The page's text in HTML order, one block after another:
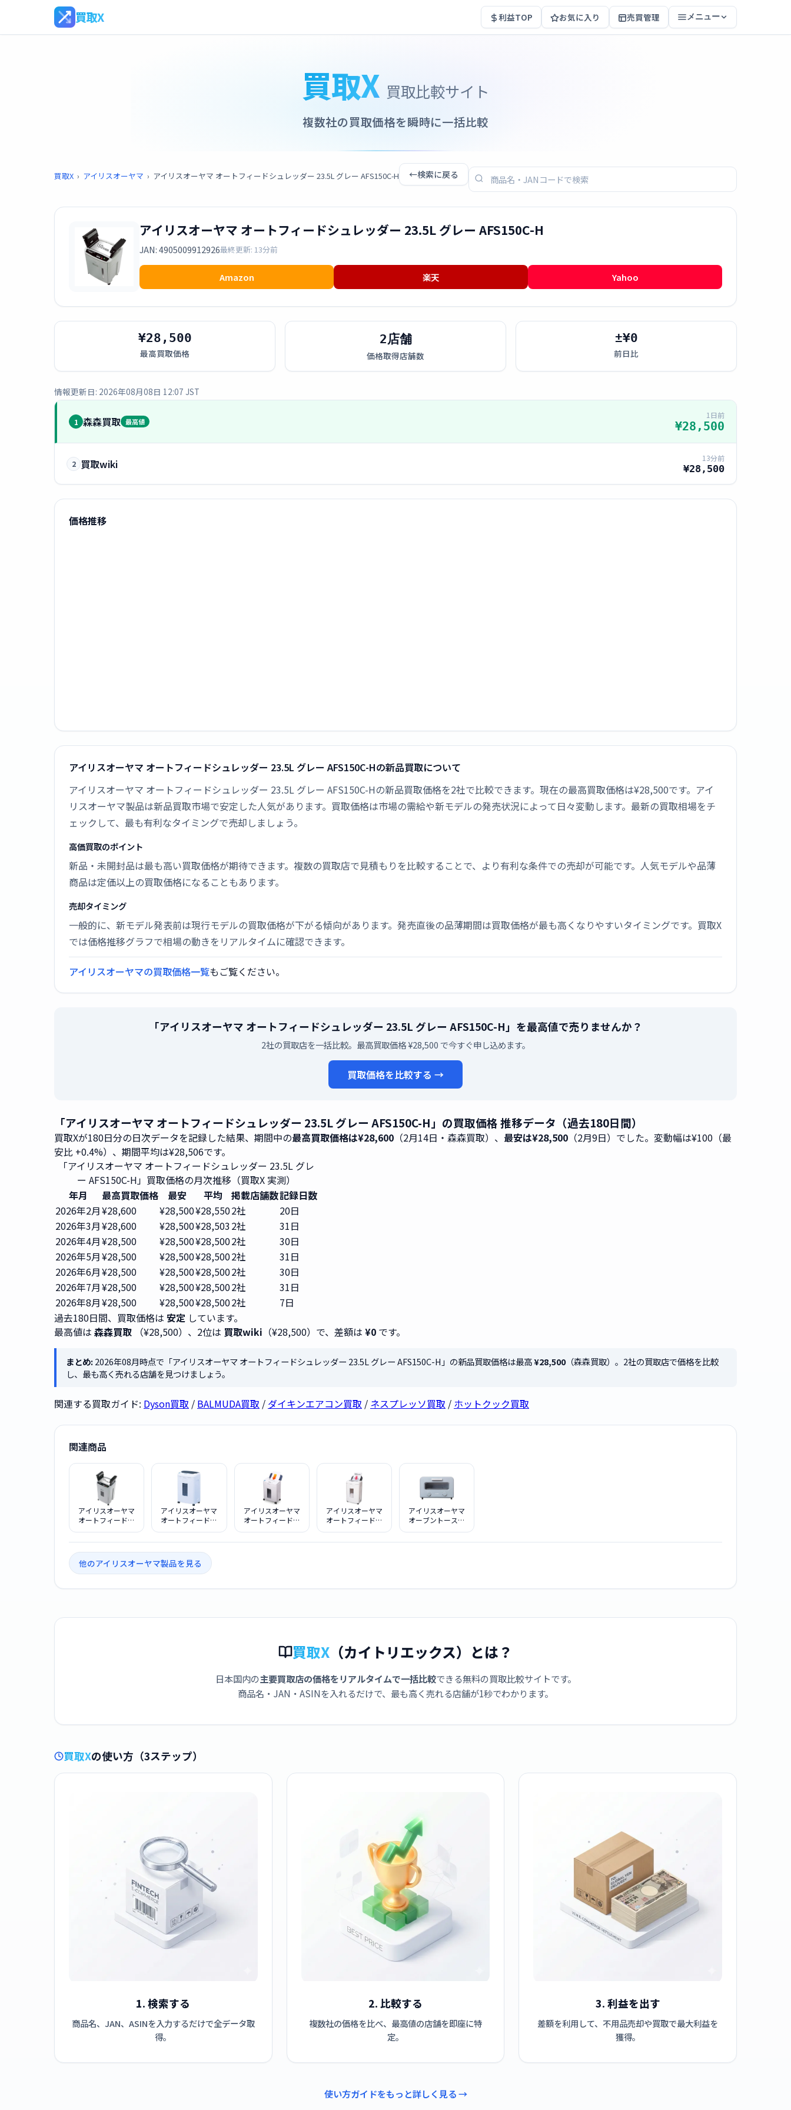
買取X 利益TOP お気に入り 売買管理 メニュー
買取X 買取比較サイト
複数社の買取価格を瞬時に一括比較
買取X › アイリスオーヤマ › アイリスオーヤマ オートフィードシュレッダー 23.5L グレー AFS150C-H ←検索に戻る
アイリスオーヤマ オートフィードシュレッダー 23.5L グレー AFS150C-H
JAN: 4905009912926最終更新: 13分前
Amazon 楽天 Yahoo
¥28,500
最高買取価格
2店舗
価格取得店舗数
±¥0
前日比
情報更新日: 2026年08月08日 12:07 JST
1 森森買取 最高値
1日前
¥28,500
2 買取wiki 13分前
¥28,500
価格推移
アイリスオーヤマ オートフィードシュレッダー 23.5L グレー AFS150C-Hの新品買取について
アイリスオーヤマ オートフィードシュレッダー 23.5L グレー AFS150C-Hの新品買取価格を2社で比較できます。現在の最高買取価格は¥28,500です。アイ
リスオーヤマ製品は新品買取市場で安定した人気があります。買取価格は市場の需給や新モデルの発売状況によって日々変動します。最新の買取相場をチ
ェックして、最も有利なタイミングで売却しましょう。
高価買取のポイント
新品・未開封品は最も高い買取価格が期待できます。複数の買取店で見積もりを比較することで、より有利な条件での売却が可能です。人気モデルや品薄
商品は定価以上の買取価格になることもあります。
売却タイミング
一般的に、新モデル発表前は現行モデルの買取価格が下がる傾向があります。発売直後の品薄期間は買取価格が最も高くなりやすいタイミングです。買取X
では価格推移グラフで相場の動きをリアルタイムに確認できます。
アイリスオーヤマの買取価格一覧もご覧ください。
「アイリスオーヤマ オートフィードシュレッダー 23.5L グレー AFS150C-H」を最高値で売りませんか？
2社の買取店を一括比較。最高買取価格 ¥28,500 で今すぐ申し込めます。
買取価格を比較する →
「アイリスオーヤマ オートフィードシュレッダー 23.5L グレー AFS150C-H」の買取価格 推移データ（過去180日間）
買取Xが180日分の日次データを記録した結果、期間中の最高買取価格は¥28,600 （2月14日・森森買取）、 最安は¥28,500 （2月9日）でした。変動幅は¥100（最
安比 +0.4%）、期間平均は¥28,506です。
「アイリスオーヤマ オートフィードシュレッダー 23.5L グレ
ー AFS150C-H」買取価格の月次推移（買取X 実測）
年月
最高買取価格 最安 平均 掲載店舗数記録日数
2026年2月¥28,600 ¥28,500¥28,5502社
20日
2026年3月¥28,600 ¥28,500¥28,5032社
31日
2026年4月¥28,500 ¥28,500¥28,5002社
30日
2026年5月¥28,500 ¥28,500¥28,5002社
31日
2026年6月¥28,500 ¥28,500¥28,5002社
30日
2026年7月¥28,500 ¥28,500¥28,5002社
31日
2026年8月¥28,500 ¥28,500¥28,5002社
7日
過去180日間、買取価格は 安定 しています。
最高値は 森森買取 （¥28,500）、2位は 買取wiki （¥28,500）で、差額は ¥0 です。
まとめ:2026年08月時点で「アイリスオーヤマ オートフィードシュレッダー 23.5L グレー AFS150C-H」の新品買取価格は最高¥28,500（森森買取）。2社の買取店で価格を比較
し、最も高く売れる店舗を見つけましょう。
関連する買取ガイド: Dyson買取 / BALMUDA買取 / ダイキンエアコン買取 / ネスプレッソ買取 / ホットクック買取
関連商品
アイリスオーヤマ
オートフィードシ
アイリスオーヤマ
オートフィードシ
アイリスオーヤマ
オートフィードシ
アイリスオーヤマ
オートフィードシ
アイリスオーヤマ
オーブントースタ
他のアイリスオーヤマ製品を見る
買取X （カイトリエックス）とは？
日本国内の主要買取店の価格をリアルタイムで一括比較できる無料の買取比較サイトです。
商品名・JAN・ASINを入れるだけで、最も高く売れる店舗が1秒でわかります。
買取Xの使い方（3ステップ）
1. 検索する
商品名、JAN、ASINを入力するだけで全データ取
得。
2. 比較する
複数社の価格を比べ、最高値の店舗を即座に特
定。
3. 利益を出す
差額を利用して、不用品売却や買取で最大利益を
獲得。
使い方ガイドをもっと詳しく見る →